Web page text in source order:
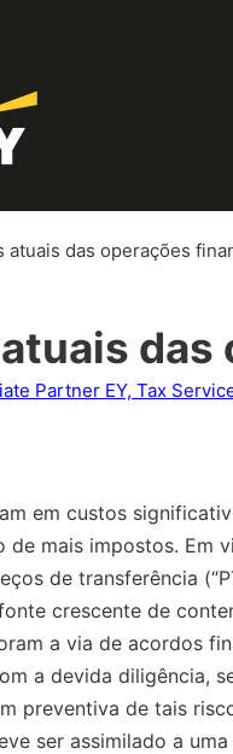
atuais das operações
Partner EY, Tax
em custos
mais impostos.
de transferência
crescente de
a via de acordos
a devida diligência,
preventiva de tais
ser assimilado a